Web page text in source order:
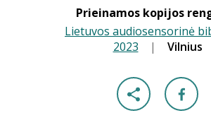
Prieinamos kopijos
Lietuvos audiosensorinė
2023 | Vilnius